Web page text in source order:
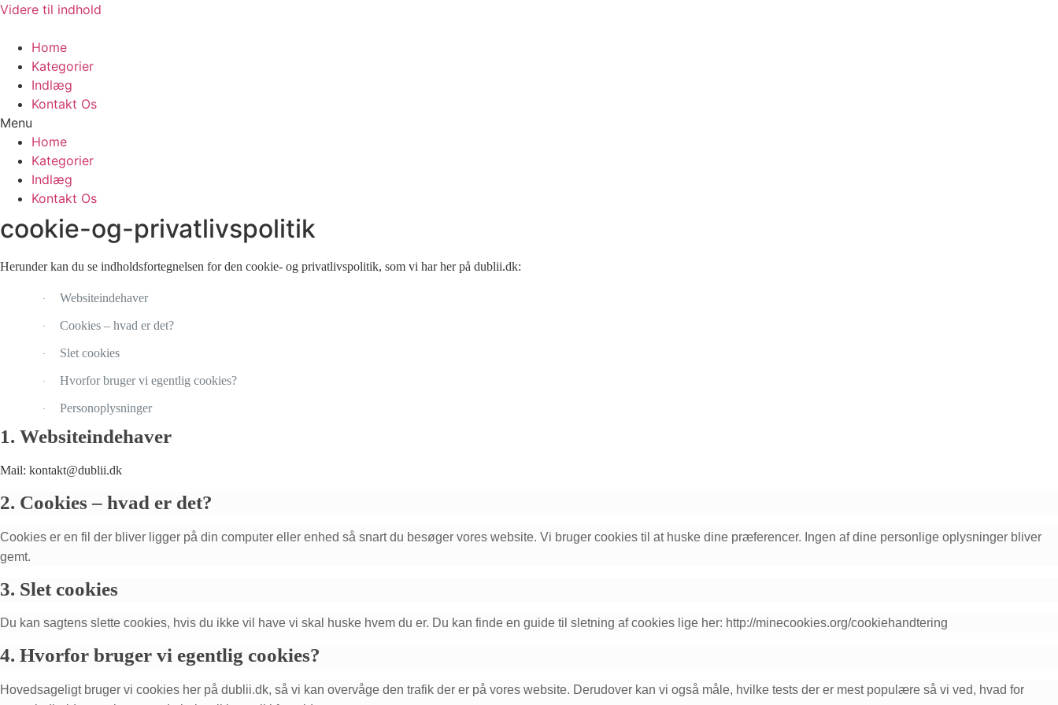
Videre til indhold
Home
Kategorier
Indlæg
Kontakt Os
Menu
Home
Kategorier
Indlæg
Kontakt Os
cookie-og-privatlivspolitik
Herunder kan du se indholdsfortegnelsen for den cookie- og privatlivspolitik, som vi har her på dublii.dk:
· Websiteindehaver
· Cookies – hvad er det?
· Slet cookies
· Hvorfor bruger vi egentlig cookies?
· Personoplysninger
1. Websiteindehaver
Mail: kontakt@dublii.dk
2. Cookies – hvad er det?
Cookies er en fil der bliver ligger på din computer eller enhed så snart du besøger vores website. Vi bruger cookies til at huske dine præferencer. Ingen af dine personlige oplysninger bliver
gemt.
3. Slet cookies
Du kan sagtens slette cookies, hvis du ikke vil have vi skal huske hvem du er. Du kan finde en guide til sletning af cookies lige her: http://minecookies.org/cookiehandtering
4. Hvorfor bruger vi egentlig cookies?
Hovedsageligt bruger vi cookies her på dublii.dk, så vi kan overvåge den trafik der er på vores website. Derudover kan vi også måle, hvilke tests der er mest populære så vi ved, hvad for